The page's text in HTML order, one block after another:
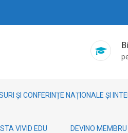
ȘI CONFERINȚE NAȚIONALE ȘI
VIVID EDU DEVINO